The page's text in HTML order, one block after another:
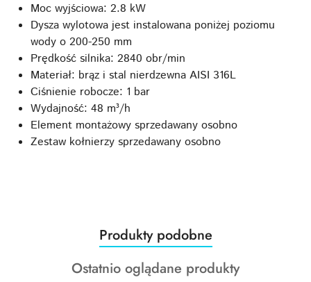
Moc wyjściowa: 2.8 kW
Dysza wylotowa jest instalowana poniżej poziomu
wody o 200-250 mm
Prędkość silnika: 2840 obr/min
Materiał: brąz i stal nierdzewna AISI 316L
Ciśnienie robocze: 1 bar
Wydajność: 48 m³/h
Element montażowy sprzedawany osobno
Zestaw kołnierzy sprzedawany osobno
Pomiń karuzelę produktów
Produkty
o
statusie:
Produkty podobne
Produkty
Ostatnio oglądane produkty